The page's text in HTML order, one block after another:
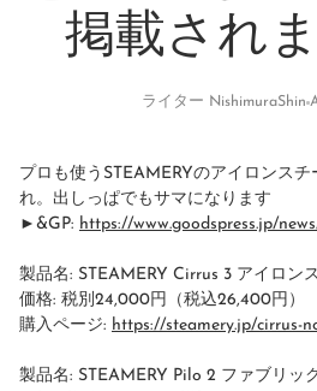
掲載され
ライター NishimuraShin
プロも使うSTEAMERYのアイロンス
れ。出しっぱでもサマになります
►&GP: https://www.goodspress.jp/
製品名: STEAMERY Cirrus 3 アイロン
価格: 税別24,000円（税込26,400円）
購入ページ: https://steamery.jp/cirrus-
製品名: STEAMERY Pilo 2 ファブリッ